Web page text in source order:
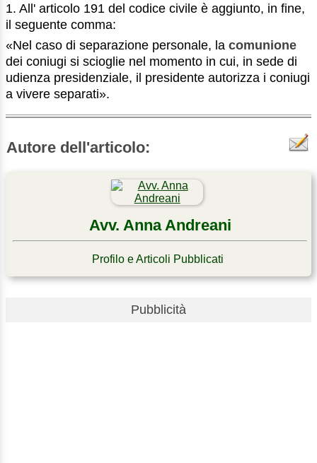
1. All' articolo 191 del codice civile è aggiunto, in fine,
il seguente comma:
«Nel caso di separazione personale, la comunione
dei coniugi si scioglie nel momento in cui, in sede di
udienza presidenziale, il presidente autorizza i coniugi
a vivere separati».
Autore dell'articolo:
Avv. Anna Andreani
Profilo e Articoli Pubblicati
Pubblicità